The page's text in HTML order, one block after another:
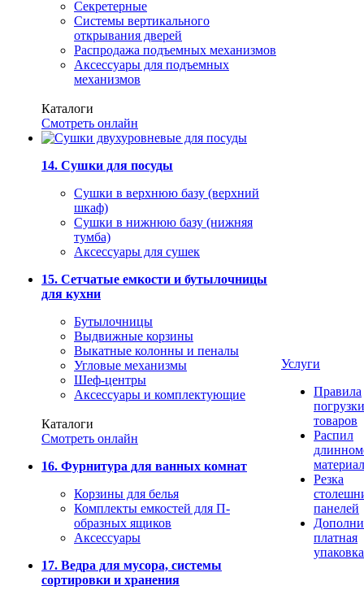
Секретерные
Системы вертикального
открывания дверей
Распродажа подъемных механизмов
Аксессуары для подъемных
механизмов
Каталоги
Смотреть онлайн
14. Сушки для посуды
Сушки в верхнюю базу (верхний
шкаф)
Сушки в нижнюю базу (нижняя
тумба)
Аксессуары для сушек
15. Сетчатые емкости и бутылочницы
для кухни
Бутылочницы
Выдвижные корзины
Выкатные колонны и пеналы
Угловые механизмы
Шеф-центры
Аксессуары и комплектующие
Каталоги
Смотреть онлайн
16. Фурнитура для ванных комнат
Корзины для белья
Комплекты емкостей для П-
образных ящиков
Аксессуары
17. Ведра для мусора, системы
сортировки и хранения
Услуги
Правила
погрузки
товаров
Распил
Резка
панелей
платная
упаковка